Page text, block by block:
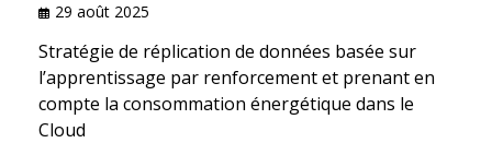
29 août 2025
Stratégie de réplication de données basée sur
l’apprentissage par renforcement et prenant en
compte la consommation énergétique dans le
Cloud